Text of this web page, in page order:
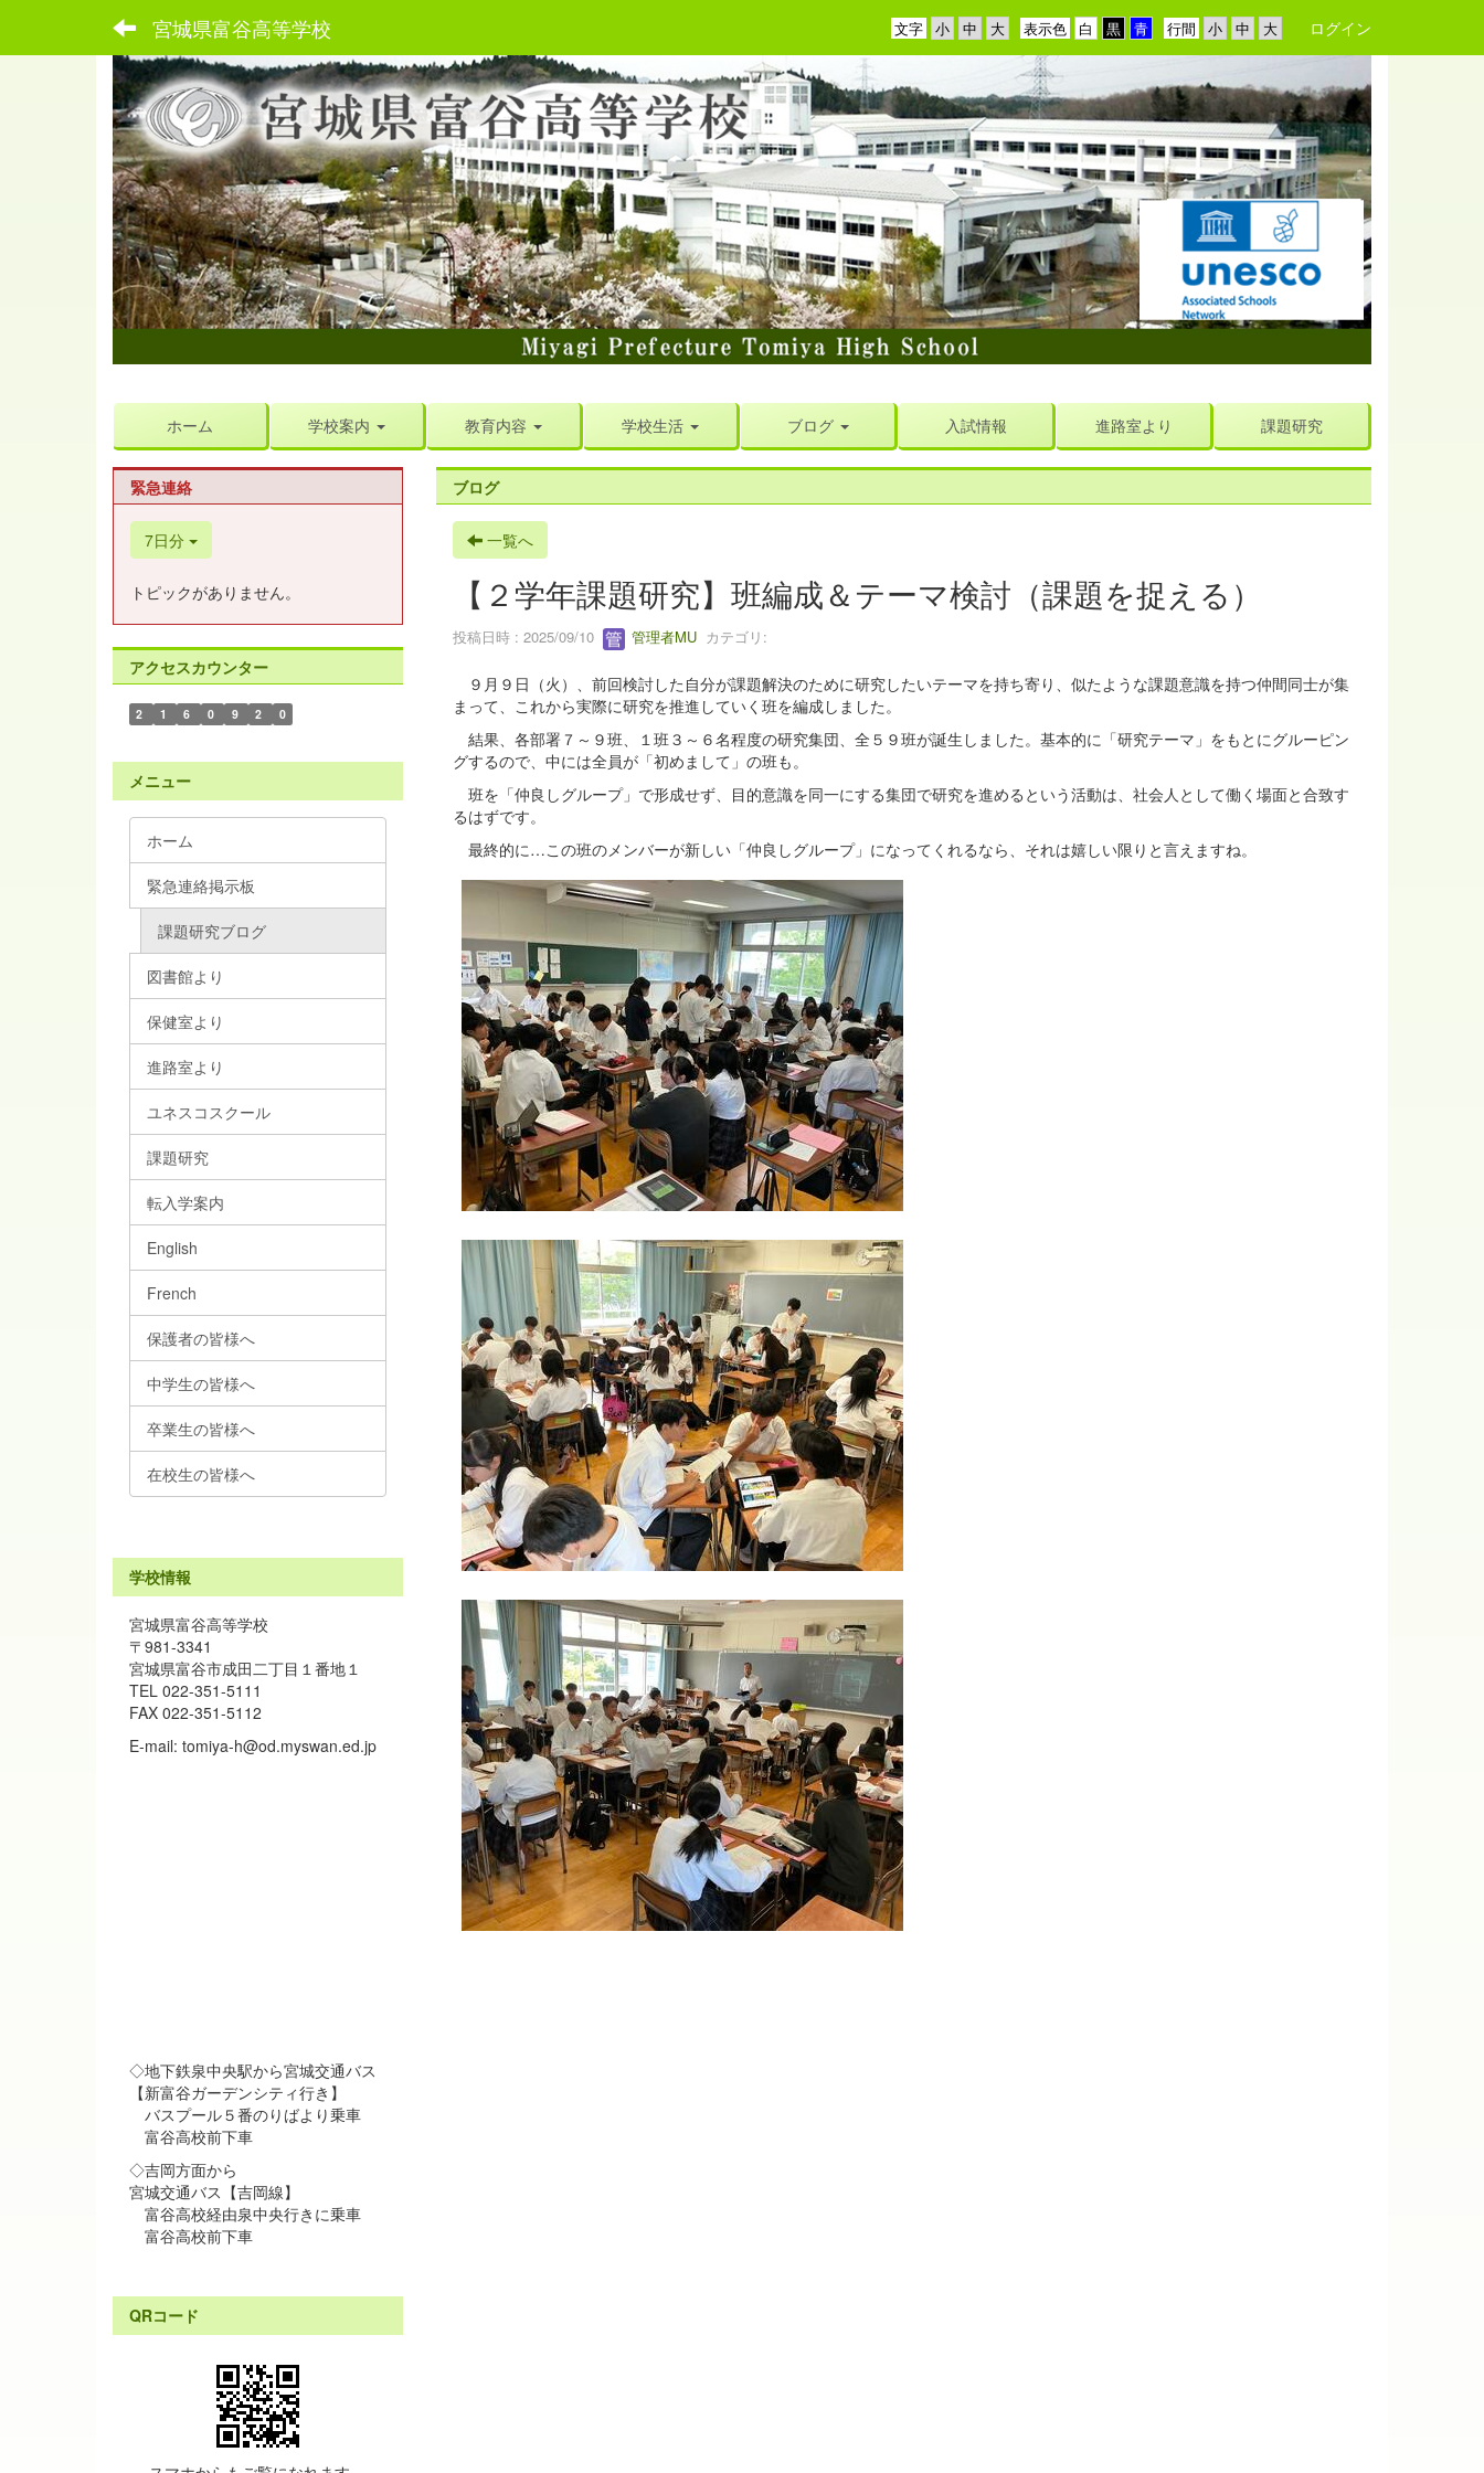
宮城県富谷高等学校 行間
表示色
文字 ログイン
ホーム 学校案内 教育内容 学校生活 ブログ 入試情報 進路室より 課題研究
ブログ
一覧へ
【２学年課題研究】班編成＆テーマ検討（課題を捉える）
投稿日時 : 2025/09/10 管理者MUカテゴリ:
９月９日（火）、前回検討した自分が課題解決のために研究したいテーマを持ち寄り、似たような課題意識を持つ仲間同士が集
まって、これから実際に研究を推進していく班を編成しました。
結果、各部署７～９班、１班３～６名程度の研究集団、全５９班が誕生しました。基本的に「研究テーマ」をもとにグルーピン
グするので、中には全員が「初めまして」の班も。
班を「仲良しグループ」で形成せず、目的意識を同一にする集団で研究を進めるという活動は、社会人として働く場面と合致す
るはずです。
最終的に…この班のメンバーが新しい「仲良しグループ」になってくれるなら、それは嬉しい限りと言えますね。
緊急連絡
7日分
トピックがありません。
アクセスカウンター
2 1 6 0 9 2 0
メニュー
ホーム
緊急連絡掲示板
課題研究ブログ
図書館より
保健室より
進路室より
ユネスコスクール
課題研究
転入学案内
English
French
保護者の皆様へ
中学生の皆様へ
卒業生の皆様へ
在校生の皆様へ
学校情報
宮城県富谷高等学校
〒981-3341
宮城県富谷市成田二丁目１番地１
TEL 022-351-5111
FAX 022-351-5112
E-mail: tomiya-h@od.myswan.ed.jp
◇地下鉄泉中央駅から宮城交通バス
【新富谷ガーデンシティ行き】
バスプール５番のりばより乗車
富谷高校前下車
◇吉岡方面から
宮城交通バス【吉岡線】
富谷高校経由泉中央行きに乗車
富谷高校前下車
QRコード